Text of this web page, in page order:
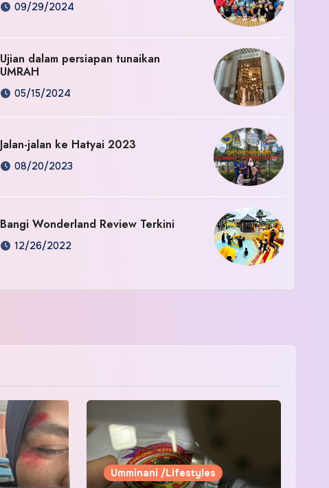
09/29/2024
Ujian dalam persiapan tunaikan
UMRAH
05/15/2024
Jalan-jalan ke Hatyai 2023
08/20/2023
Bangi Wonderland Review Terkini
12/26/2022
Umminani /Lifestyles